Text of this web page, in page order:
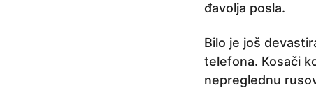
đavolja posla.
Bilo je još
telefona. Kosači
nepreglednu